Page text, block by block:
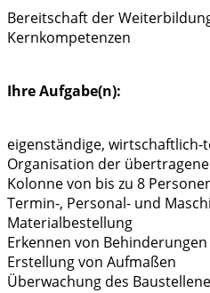
Bereitschaft der
Kernkompetenzen
Ihre Aufgabe(n):
eigenständige, wirtschaftlich-
Organisation der
Kolonne von bis zu 8
Termin-, Personal- und
Materialbestellung
Erkennen von
Erstellung von Aufmaßen
Überwachung des